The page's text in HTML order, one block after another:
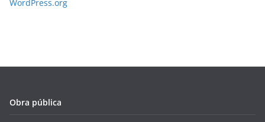
WordPress.org
Obra pública